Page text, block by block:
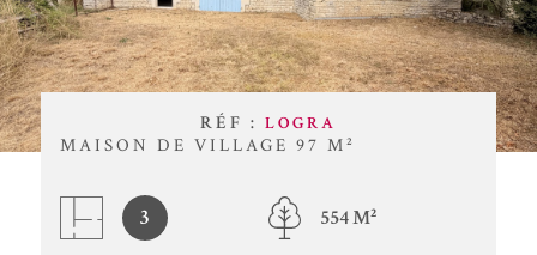
BLOG
RÉF : LOGRA
MAISON DE VILLAGE 97 M²
3 554 M²
Budget
BUDGET
Surface
RÉFÉRENCE